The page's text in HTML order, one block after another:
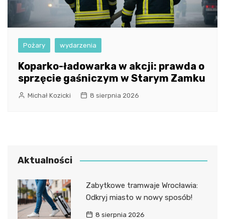
Pożary wydarzenia
Koparko-ładowarka w akcji: prawda o
sprzęcie gaśniczym w Starym Zamku
Michał Kozicki 8 sierpnia 2026
Aktualności
Zabytkowe tramwaje Wrocławia:
Odkryj miasto w nowy sposób!
8 sierpnia 2026